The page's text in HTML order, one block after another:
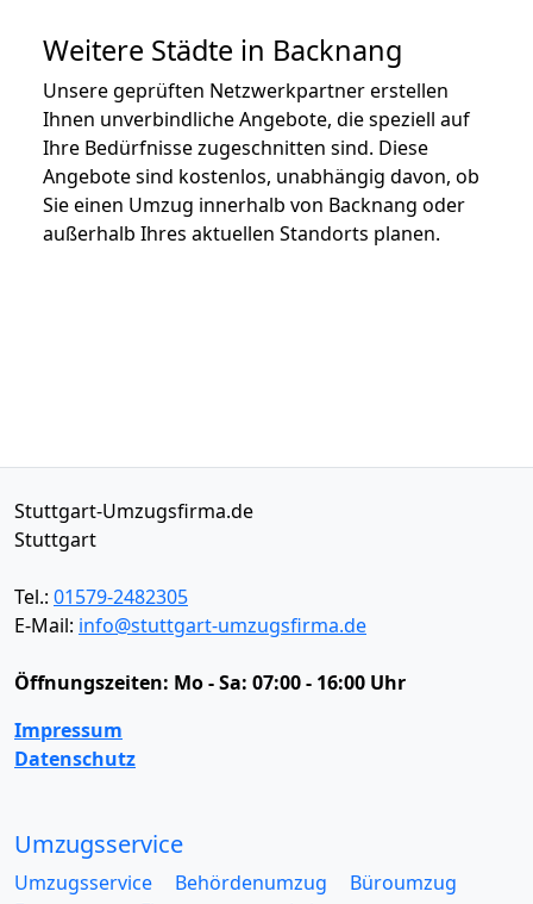
Weitere Städte in Backnang
Unsere geprüften Netzwerkpartner erstellen
Ihnen unverbindliche Angebote, die speziell auf
Ihre Bedürfnisse zugeschnitten sind. Diese
Angebote sind kostenlos, unabhängig davon, ob
Sie einen Umzug innerhalb von Backnang oder
außerhalb Ihres aktuellen Standorts planen.
Stuttgart-Umzugsfirma.de
Stuttgart
Tel.: 01579-2482305
E-Mail: info@stuttgart-umzugsfirma.de
Öffnungszeiten: Mo - Sa: 07:00 - 16:00 Uhr
Impressum
Datenschutz
Umzugsservice
Umzugsservice Behördenumzug
Büroumzug